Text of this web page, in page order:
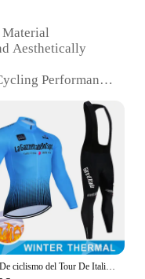
Aesthetically
Performance
Optimized for
Functionality
Ropa De ciclismo del Tour De Italia para hombre, uniforme De blusa, Jersey De lana, conjunto deportivo, pantalones, babero